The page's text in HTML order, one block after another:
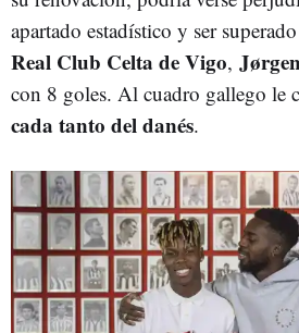
apartado estadístico y ser
Real Club Celta de Vigo,
con 8 goles. Al cuadro gallego le
cada tanto del danés.